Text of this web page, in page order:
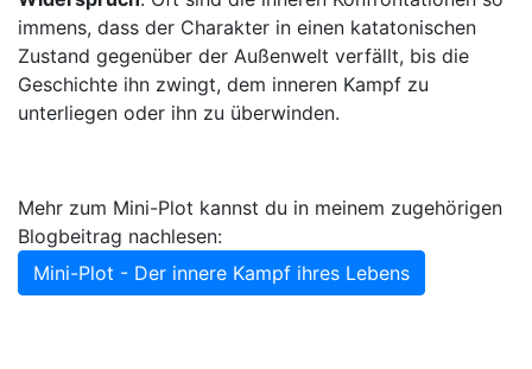
immens, dass der Charakter in einen katatonischen
Zustand gegenüber der Außenwelt verfällt, bis die
Geschichte ihn zwingt, dem inneren Kampf zu
unterliegen oder ihn zu überwinden.
Mehr zum Mini-Plot kannst du in meinem zugehörigen
Blogbeitrag nachlesen:
Mini-Plot - Der innere Kampf ihres Lebens